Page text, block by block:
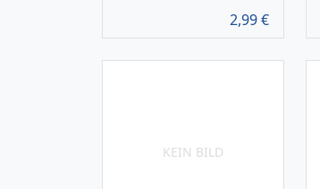
2,99€
KEIN BILD